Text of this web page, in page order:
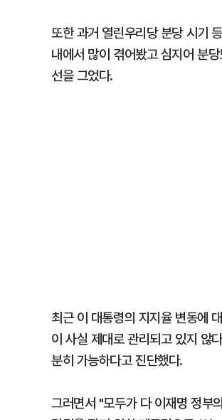
또한 과거 열린우리당 분당 시기
내에서 많이 겪어봤고 심지어 분
선을 그었다.
최근 이 대통령의 지지율 변동에
이 사실 제대로 관리되고 있지 않
분히 가능하다고 진단했다.
그러면서 "모두가 다 이재명 정부